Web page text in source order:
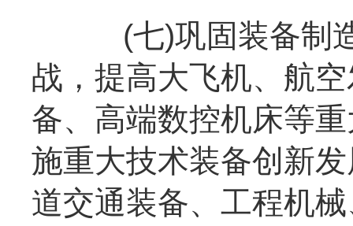
(七)巩固装备制造
战，提高大飞机、航
备、高端数控机床等
施重大技术装备创新
道交通装备、工程机